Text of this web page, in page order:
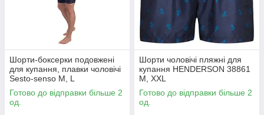
Шорти-боксерки подовжені
для купання, плавки чоловічі
Sesto-senso M, L
Готово до відправки більше 2
од.
Шорти чоловічі пляжні для
купання HENDERSON 38861
M, XXL
Готово до відправки більше 2
од.